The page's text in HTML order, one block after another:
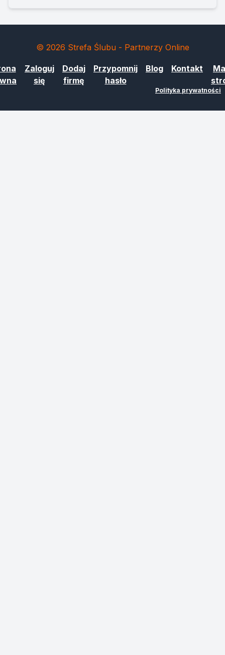
© 2026 Strefa Ślubu - Partnerzy Online
Zaloguj
się
Dodaj
firmę
Przypomnij
hasło
Blog Kontakt
Polityka prywatności